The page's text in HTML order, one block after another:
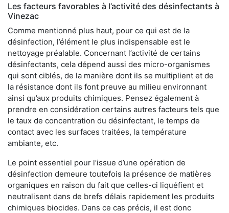
Les facteurs favorables à l’activité des désinfectants à
Vinezac
Comme mentionné plus haut, pour ce qui est de la
désinfection, l’élément le plus indispensable est le
nettoyage préalable. Concernant l’activité de certains
désinfectants, cela dépend aussi des micro-organismes
qui sont ciblés, de la manière dont ils se multiplient et de
la résistance dont ils font preuve au milieu environnant
ainsi qu’aux produits chimiques. Pensez également à
prendre en considération certains autres facteurs tels que
le taux de concentration du désinfectant, le temps de
contact avec les surfaces traitées, la température
ambiante, etc.
Le point essentiel pour l’issue d’une opération de
désinfection demeure toutefois la présence de matières
organiques en raison du fait que celles-ci liquéfient et
neutralisent dans de brefs délais rapidement les produits
chimiques biocides. Dans ce cas précis, il est donc